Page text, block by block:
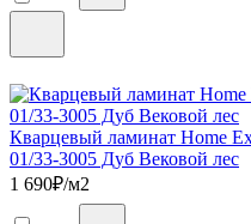
Кварцевый ламинат Home
01/33-3005 Дуб Вековой лес
1 690₽/м2